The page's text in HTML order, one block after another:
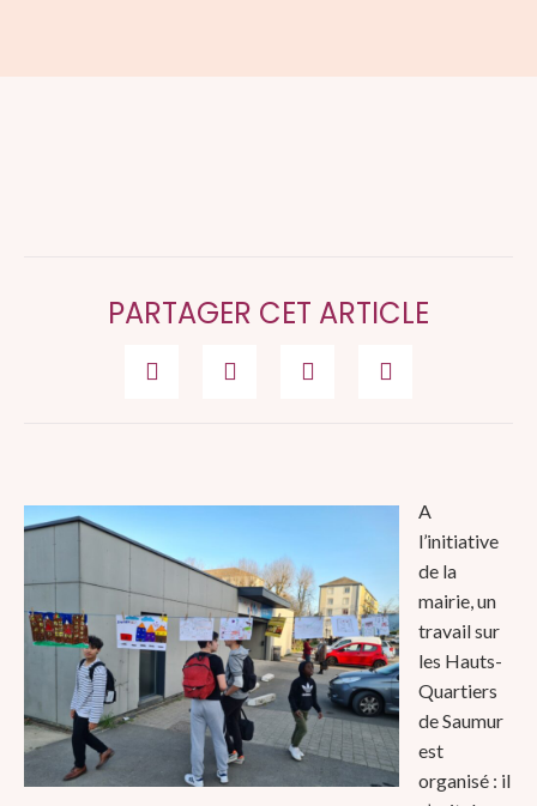
PARTAGER CET ARTICLE
A
l’initiative
de la
mairie, un
travail sur
les Hauts-
Quartiers
de Saumur
est
organisé : il